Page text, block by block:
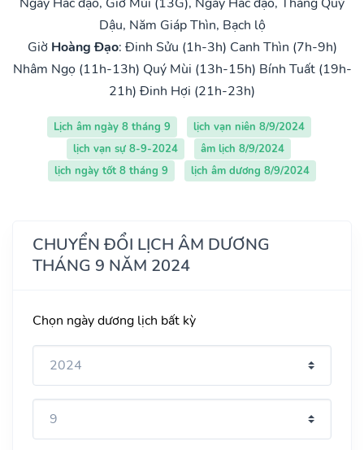
Dậu, Năm Giáp Thìn, Bạch lộ
Giờ Hoàng Đạo: Đinh Sửu (1h-3h) Canh Thìn (7h-9h)
Nhâm Ngọ (11h-13h) Quý Mùi (13h-15h) Bính Tuất (19h-
21h) Đinh Hợi (21h-23h)
Lịch âm ngày 8 tháng 9
lịch vạn niên 8/9/2024
lịch vạn sự 8-9-2024
âm lịch 8/9/2024
lịch ngày tốt 8 tháng 9
lịch âm dương 8/9/2024
CHUYỂN ĐỔI LỊCH ÂM DƯƠNG
THÁNG 9 NĂM 2024
Chọn ngày dương lịch bất kỳ